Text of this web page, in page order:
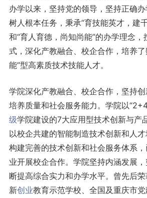
办学以来，坚持党的领导，坚持正确
树人根本任务，秉承“育技能英才，建
和“育人育德，尚知尚能”的办学理念，
式，深化产教融合、校企合作，培养
能”型高素质技术技能人才。
学院深化产教融合、校企合作，坚持
培养质量和社会服务能力。学院以
级学院建设的7大应用型技术创新与产
以校企共建的智能制造技术创新和人才
构建完善的技术创新和社会服务体系
业开展校企合作。学院坚持内涵发展
断提高综合实力和办学水平。曾先后
新创业教育示范学校、全国及重庆市党